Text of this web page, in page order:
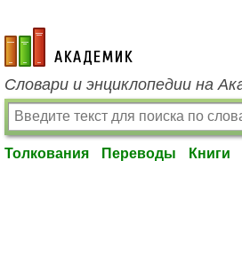
academic.ru
Словари и энциклопедии на
Толкования Переводы Книги